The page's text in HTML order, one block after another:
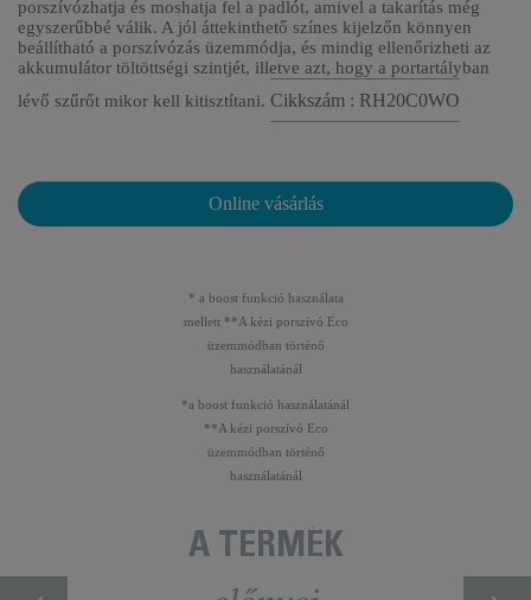
porszívózhatja és moshatja fel a padlót, amivel a takarítás még
egyszerűbbé válik. A jól áttekinthető színes kijelzőn könnyen
beállítható a porszívózás üzemmódja, és mindig ellenőrizheti az
akkumulátor töltöttségi szintjét, illetve azt, hogy a portartályban
lévő szűrőt mikor kell kitisztítani. Cikkszám : RH20C0WO
Online vásárlás
* a boost funkció használata
mellett **A kézi porszívó Eco
üzemmódban történő
használatánál
*a boost funkció használatánál
**A kézi porszívó Eco
üzemmódban történő
használatánál
A TERMÉK